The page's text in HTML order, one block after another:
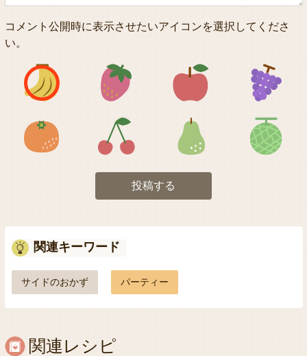
コメント公開時に表示させたいアイコンを選択してくださ
い。
アイコン1 アイコン2 アイコン3
アイコン5 アイコン6 アイコン7
投稿する
関連キーワード
サイドのおかず パーティー
関連レシピ